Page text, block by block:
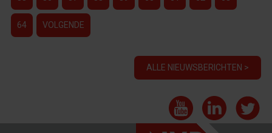
64 VOLGENDE
ALLE NIEUWSBERICHTEN >